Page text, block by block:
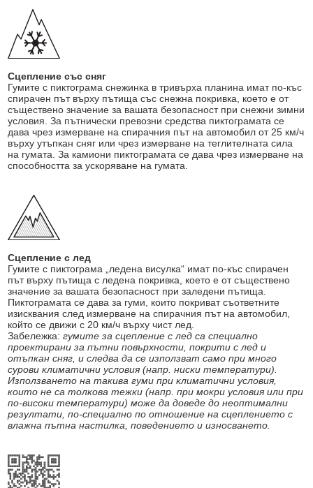
Сцепление със сняг
Гумите с пиктограма снежинка в тривърха планина имат по-къс
спирачен път върху пътища със снежна покривка, което е от
съществено значение за вашата безопасност при снежни зимни
условия. За пътнически превозни средства пиктограмата се
дава чрез измерване на спирачния път на автомобил от 25 км/ч
върху утъпкан сняг или чрез измерване на теглителната сила
на гумата. За камиони пиктограмата се дава чрез измерване на
способността за ускоряване на гумата.
Сцепление с лед
Гумите с пиктограма „ледена висулка“ имат по-къс спирачен
път върху пътища с ледена покривка, което е от съществено
значение за вашата безопасност при заледени пътища.
Пиктограмата се дава за гуми, които покриват съответните
изисквания след измерване на спирачния път на автомобил,
който се движи с 20 км/ч върху чист лед.
Забележка:гумите за сцепление с лед са специално
проектирани за пътни повърхности, покрити с лед и
отъпкан сняг, и следва да се използват само при много
сурови климатични условия (напр. ниски температури).
Използването на такива гуми при климатични условия,
които не са толкова тежки (напр. при мокри условия или при
по-високи температури) може да доведе до неоптимални
резултати, по-специално по отношение на сцеплението с
влажна пътна настилка, поведението и износването.